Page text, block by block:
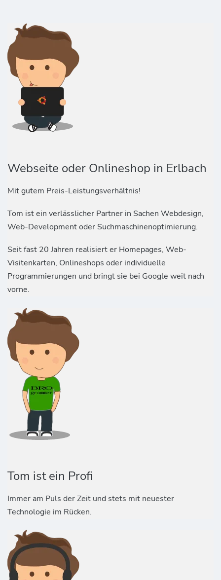
Webseite oder Onlineshop in Erlbach
Mit gutem Preis-Leistungsverhältnis!
Tom ist ein verlässlicher Partner in Sachen Webdesign,
Web-Development oder Suchmaschinenoptimierung.
Seit fast 20 Jahren realisiert er Homepages, Web-
Visitenkarten, Onlineshops oder individuelle
Programmierungen und bringt sie bei Google weit nach
vorne.
Tom ist ein Profi
Immer am Puls der Zeit und stets mit neuester
Technologie im Rücken.